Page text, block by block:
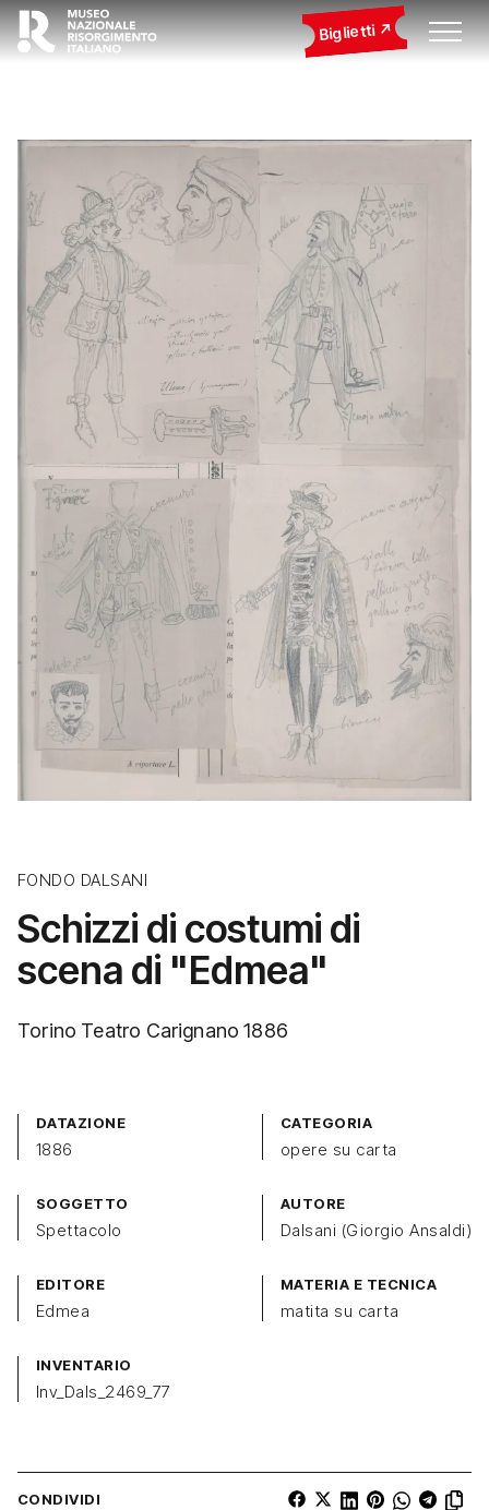
Biglietti
FONDO DALSANI
Schizzi di costumi di
scena di "Edmea"
Torino Teatro Carignano 1886
DATAZIONE
1886
CATEGORIA
opere su carta
SOGGETTO
Spettacolo
AUTORE
Dalsani (Giorgio Ansaldi)
EDITORE
Edmea
MATERIA E TECNICA
matita su carta
INVENTARIO
Inv_Dals_2469_77
CONDIVIDI